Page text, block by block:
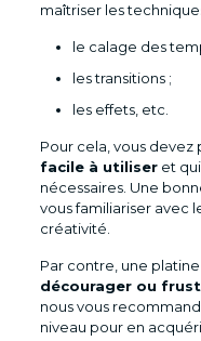
maîtriser les
le calage des
les transitions ;
les effets, etc.
Pour cela, vous devez
facile à utiliseret qui
nécessaires. Une
vous familiariser avec
créativité.
Par contre, une
décourager ou
nous vous
niveau pour en